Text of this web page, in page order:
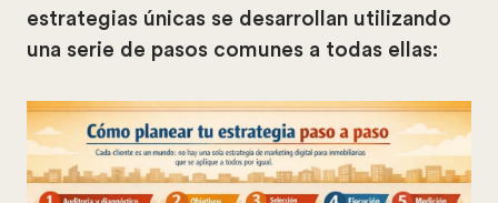
estrategias únicas se desarrollan utilizando
una serie de pasos comunes a todas ellas: